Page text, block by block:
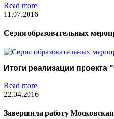
Read more
11.07.2016
Серия образовательных
Итоги реализации
Read more
22.04.2016
Завершила работу